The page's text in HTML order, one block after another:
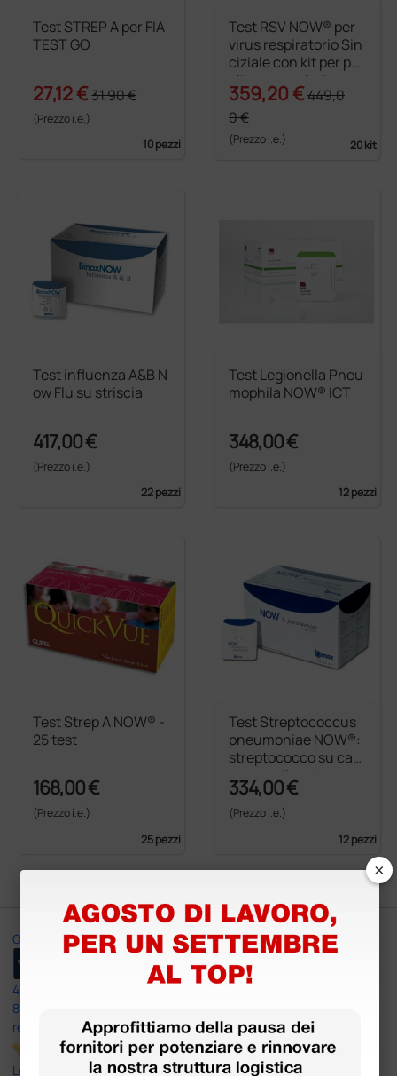
Test STREP A per FIA
TEST GO
27,12 €31,90 €
(Prezzo i.e.)
10 pezzi
Test RSV NOW® per
virus respiratorio Sin
ciziale con kit per pr
elievo naso faringeo
359,20 €449,0
0 €
(Prezzo i.e.) 20 kit
Test influenza A&B N
ow Flu su striscia
417,00 €
(Prezzo i.e.)
22 pezzi
Test Legionella Pneu
mophila NOW® ICT
348,00 €
(Prezzo i.e.)
12 pezzi
Test Strep A NOW® -
25 test
168,00 €
(Prezzo i.e.)
25 pezzi
Test Streptococcus
pneumoniae NOW®:
streptococco su cas
setta nelle urine
334,00 €
(Prezzo i.e.)
12 pezzi
Ottimo
4,6
8.330
recensioni
Le nostre recensioni a 4 e 5 stelle.
×